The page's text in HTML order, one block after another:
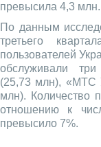
превысила 4,3 млн.
По данным
третьего
пользователей
обслуживали
(25,73 млн), «МТС
млн). Количество
отношению к
превысило 7%.